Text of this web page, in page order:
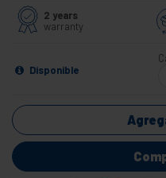
2 years
warranty
Disponible